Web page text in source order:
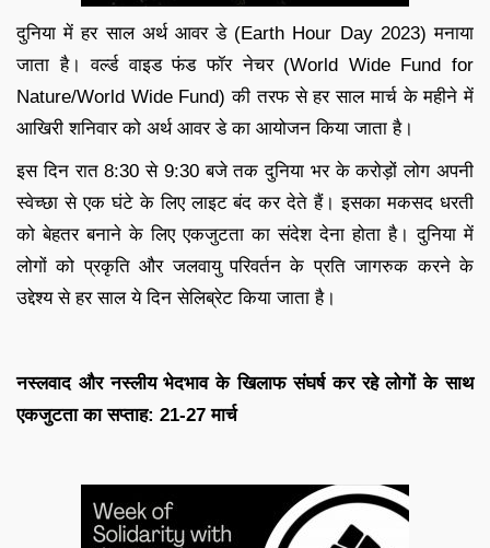
दुनिया में हर साल अर्थ आवर डे (Earth Hour Day 2023) मनाया
जाता है। वर्ल्ड वाइड फंड फॉर नेचर (World Wide Fund for
Nature/World Wide Fund) की तरफ से हर साल मार्च के महीने में
आखिरी शनिवार को अर्थ आवर डे का आयोजन किया जाता है।
इस दिन रात 8:30 से 9:30 बजे तक दुनिया भर के करोड़ों लोग अपनी
स्वेच्छा से एक घंटे के लिए लाइट बंद कर देते हैं। इसका मकसद धरती
को बेहतर बनाने के लिए एकजुटता का संदेश देना होता है। दुनिया में
लोगों को प्रकृति और जलवायु परिवर्तन के प्रति जागरुक करने के
उद्देश्‍य से हर साल ये दिन सेलि‍ब्रेट किया जाता है।
नस्लवाद और नस्लीय भेदभाव के खिलाफ संघर्ष कर रहे लोगों के साथ
एकजुटता का सप्ताह: 21-27 मार्च